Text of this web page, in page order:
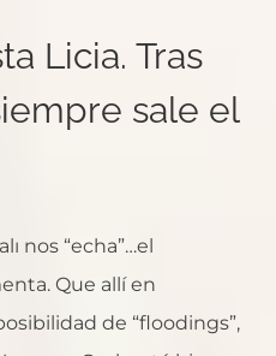
Licia. Tras
sale el
nos “echa”…el
Que allí en
de “floodings”,